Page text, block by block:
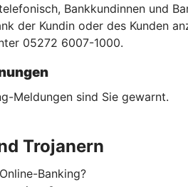
Bankkundinnen und
der Kundin oder des Kunden
05272 6007-1000.
Meldungen sind Sie gewarnt.
Trojanern
Banking?